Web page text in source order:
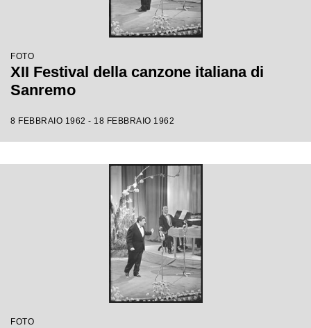
FOTO
XII Festival della canzone italiana di
Sanremo
8 FEBBRAIO 1962 - 18 FEBBRAIO 1962
FOTO